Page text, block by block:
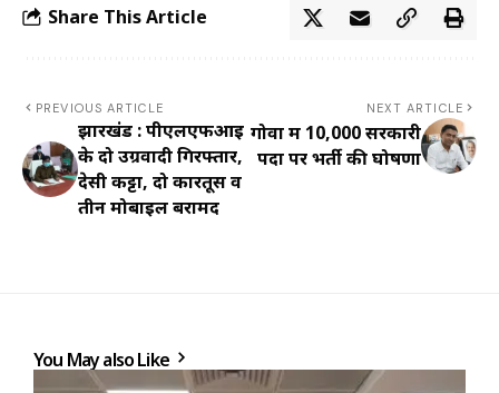
Share This Article
PREVIOUS ARTICLE
झारखंड : पीएलएफआइ
के दो उग्रवादी गिरफ्तार,
देसी कट्टा, दो कारतूस व
तीन मोबाइल बरामद
NEXT ARTICLE
गोवा में 10,000 सरकारी
पदों पर भर्ती की घोषणा
You May also Like